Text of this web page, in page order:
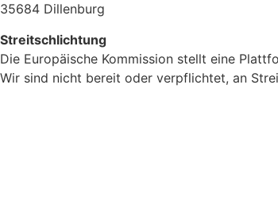
35684 Dillenburg
Streitschlichtung
Die Europäische Kommission stellt eine
Wir sind nicht bereit oder verpflichtet, an